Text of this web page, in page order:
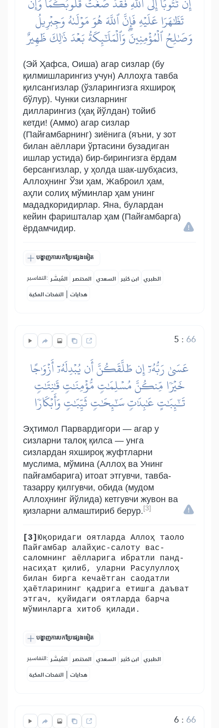
تَظَٰهَرَا عَلَيۡهِ فَإِنَّ ٱللَّهَ هُوَ مَوۡلَىٰهُ وَجِبۡرِيلُ
وَصَٰلِحُ ٱلۡمُؤۡمِنِينَۖ وَٱلۡمَلَٰٓئِكَةُ بَعۡدَ ذَٰلِكَ ظَهِيرٌ
(Эй Ҳафса, Оиша) агар сизлар (бу
қилмишларингиз учун) Аллоҳга тавба
қилсангизлар (ўзларингизга яхшироқ
бўлур). Чунки сизларнинг
дилларингиз (ҳақ йўлдан) тойиб
кетди! (Аммо) агар сизлар
(Пайғамбарнинг) зиёнига (яъни, у зот
билан аёллари ўртасини бузадиган
ишлар устида) бир-бирингизга ёрдам
берсангизлар, у ҳолда шак-шубҳасиз,
Аллоҳнинг Ўзи ҳам, Жаброил ҳам,
аҳли солиҳ мўминлар ҳам унинг
мададкоридирлар. Яна, булардан
кейин фаришталар ҳам (Пайғамбарга)
ёрдамчидир.
បង្ហាញការបកប្រែផ្សេងទៀត
التفاسير: المُيسَّر المختصر السعدي ابن كثير الطبري
النفحات المكية | هدايات
5 :66
عَسَىٰ رَبُّهُۥٓ إِن طَلَّقَكُنَّ أَن يُبۡدِلَهُۥٓ أَزۡوَٰجًا
خَيۡرٗا مِّنكُنَّ مُسۡلِمَٰتٖ مُّؤۡمِنَٰتٖ قَٰنِتَٰتٖ
تَٰٓئِبَٰتٍ عَٰبِدَٰتٖ سَٰٓئِحَٰتٖ ثَيِّبَٰتٖ وَأَبۡكَارٗا
Эҳтимол Парвардигори — агар у
сизларни талоқ қилса — унга
сизлардан яхшироқ жуфтларни
муслима, мўмина (Аллоҳ ва Унинг
пайғамбарига) итоат этгувчи, тавба-
тазарру қилгувчи, обида (мудом
Аллоҳнинг йўлида) кетгувчи жувон ва
қизларни алмаштириб берур. [3]
[3] Юқоридаги оятларда Аллоҳ таоло
Пайғамбар алайҳис-салоту вас-
саломнинг аёлларига ибратли панд-
насиҳат қилиб, уларни Расулуллоҳ
билан бирга кечаётган саодатли
ҳаётларининг қадрига етишга даъват
этгач, қуйидаги оятларда барча
мўминларга хитоб қилади.
បង្ហាញការបកប្រែផ្សេងទៀត
التفاسير: المُيسَّر المختصر السعدي ابن كثير الطبري
النفحات المكية | هدايات
6:66